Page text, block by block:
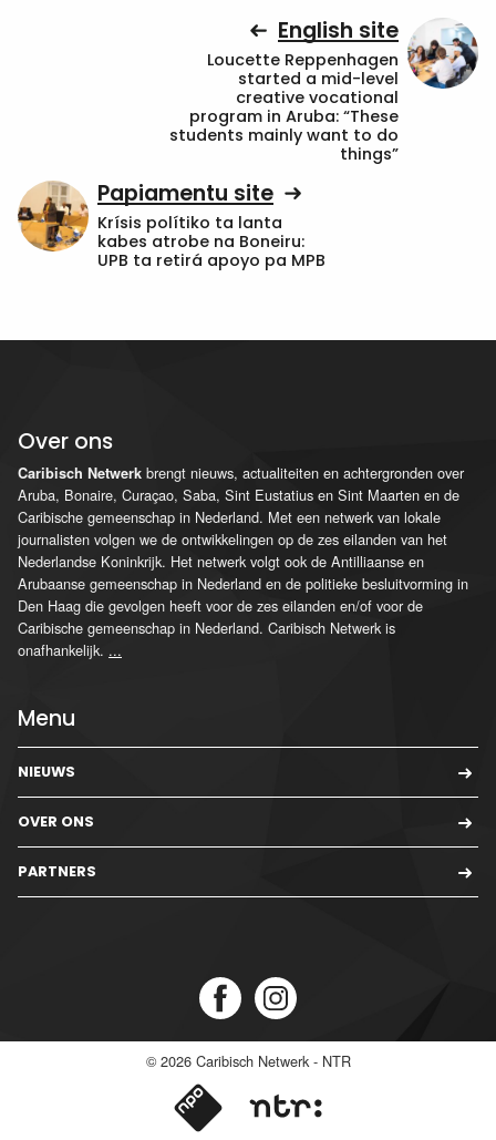
English site
Loucette Reppenhagen
started a mid-level
creative vocational
program in Aruba: “These
students mainly want to do
things”
Papiamentu site
Krísis polítiko ta lanta
kabes atrobe na Boneiru:
UPB ta retirá apoyo pa MPB
Over ons
Caribisch Netwerk brengt nieuws, actualiteiten en achtergronden over
Aruba, Bonaire, Curaçao, Saba, Sint Eustatius en Sint Maarten en de
Caribische gemeenschap in Nederland. Met een netwerk van lokale
journalisten volgen we de ontwikkelingen op de zes eilanden van het
Nederlandse Koninkrijk. Het netwerk volgt ook de Antilliaanse en
Arubaanse gemeenschap in Nederland en de politieke besluitvorming in
Den Haag die gevolgen heeft voor de zes eilanden en/of voor de
Caribische gemeenschap in Nederland. Caribisch Netwerk is
onafhankelijk. ...
Menu
NIEUWS
OVER ONS
PARTNERS
© 2026 Caribisch Netwerk - NTR